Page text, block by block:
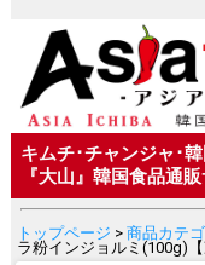
キムチ･チャンジャ･
『大山』韓国食品通
トップページ > 商品カテ
ラ粉インジョルミ(100g)【